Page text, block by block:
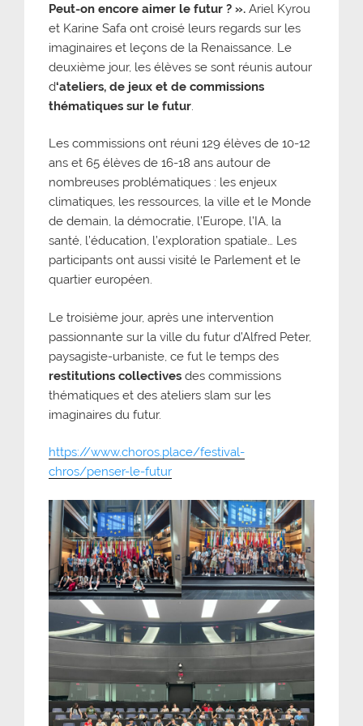
Peut-on encore aimer le futur ? ». Ariel Kyrou
et Karine Safa ont croisé leurs regards sur les
imaginaires et leçons de la Renaissance. Le
deuxième jour, les élèves se sont réunis autour
d‘ateliers, de jeux et de commissions
thématiques sur le futur
Les commissions ont réuni 129 élèves de 10-12
ans et 65 élèves de 16-18 ans autour de
nombreuses problématiques : les enjeux
climatiques, les ressources, la ville et le Monde
de demain, la démocratie, l’Europe, l’IA, la
santé, l’éducation, l’exploration spatiale… Les
participants ont aussi visité le Parlement et le
quartier européen.
Le troisième jour, après une intervention
passionnante sur la ville du futur d’Alfred Peter,
paysagiste-urbaniste, ce fut le temps des
restitutions collectives des commissions
thématiques et des ateliers slam sur les
imaginaires du futur.
https://www.choros.place/festival-
chros/penser-le-futur